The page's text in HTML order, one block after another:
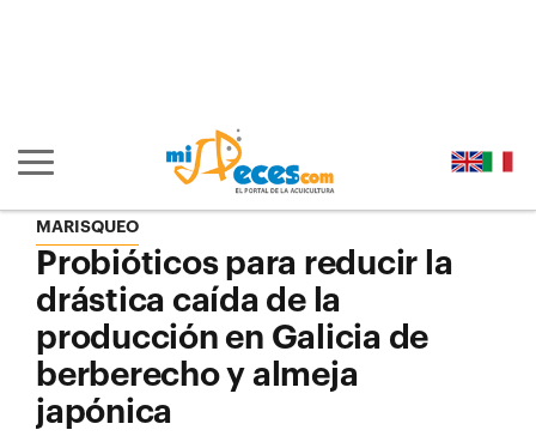
Mostrar/ocultar navegación principal
MARISQUEO
Probióticos para reducir la
drástica caída de la
producción en Galicia de
berberecho y almeja
japónica